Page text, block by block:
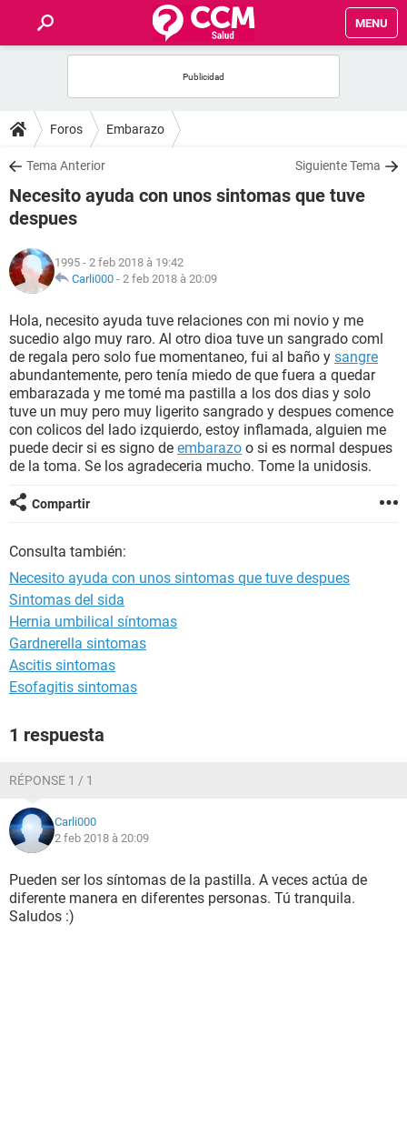
MENU
FORUMS
SALUD
FAMILIA
NUTRICIÓN
SEXUALIDAD
GLOSARIO
Foros Embarazo
Tema Anterior Siguiente Tema
Necesito ayuda con unos sintomas que tuve
despues
1995 - 2 feb 2018 à 19:42
Carli000 - 2 feb 2018 à 20:09
Hola, necesito ayuda tuve relaciones con mi novio y me
sucedio algo muy raro. Al otro dioa tuve un sangrado coml
de regala pero solo fue momentaneo, fui al baño y sangre
abundantemente, pero tenía miedo de que fuera a quedar
embarazada y me tomé ma pastilla a los dos dias y solo
tuve un muy pero muy ligerito sangrado y despues comence
con colicos del lado izquierdo, estoy inflamada, alguien me
puede decir si es signo de embarazo o si es normal despues
de la toma. Se los agradeceria mucho. Tome la unidosis.
Compartir
Consulta también:
Necesito ayuda con unos sintomas que tuve despues
Sintomas del sida
Hernia umbilical síntomas
Gardnerella sintomas
Ascitis sintomas
Esofagitis sintomas
1 respuesta
RÉPONSE 1 / 1
Carli000
2 feb 2018 à 20:09
Pueden ser los síntomas de la pastilla. A veces actúa de
diferente manera en diferentes personas. Tú tranquila.
Saludos :)